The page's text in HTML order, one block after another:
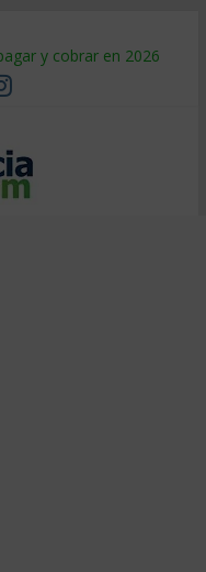
y cobrar en 2026
sale tan caro
a tiempo
qué hacer
y venderle